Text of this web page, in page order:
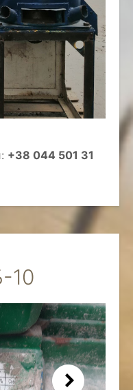
+38 044 501 31
10